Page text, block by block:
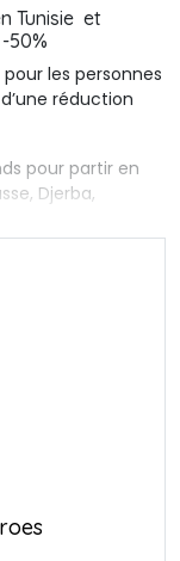
Tunisie et
50%
les personnes
réduction
pour partir en
Djerba,
booking 2026.
créer avec vous